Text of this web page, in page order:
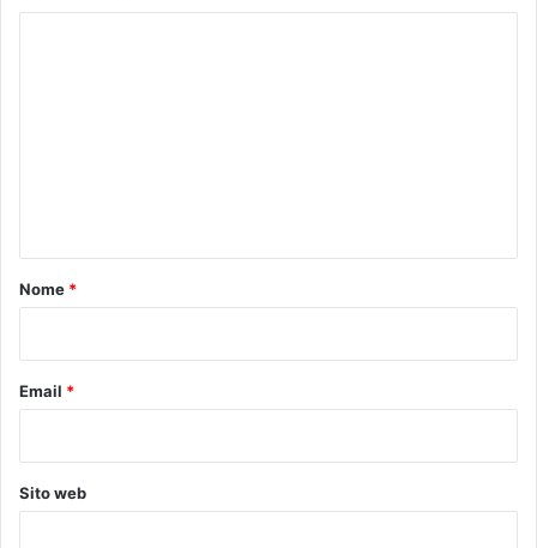
o
Nome *
Email *
Sito web